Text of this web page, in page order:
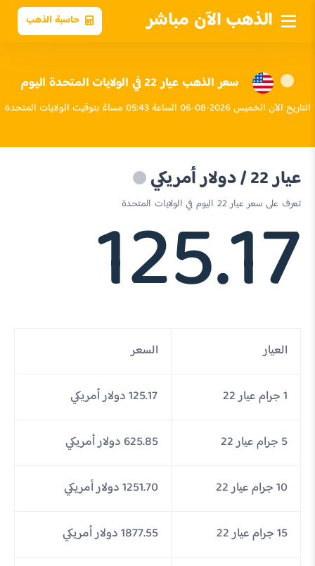
الذهب الآن مباشر حاسبة الذهب
سعر الذهب عيار 22 في الولايات المتحدة اليوم
التاريخ الآن الخميس 2026-08-06 الساعة 05:43 مساءً بتوقيت الولايات المتحدة
عيار 22 / دولار أمريكي
تعرف على سعر عيار 22 اليوم في الولايات المتحدة
125.17
العيار السعر
1 جرام عيار 22 125.17 دولار أمريكي
5 جرام عيار 22 625.85 دولار أمريكي
10 جرام عيار 22 1251.70 دولار أمريكي
15 جرام عيار 22 1877.55 دولار أمريكي